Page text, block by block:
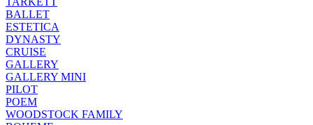
BALLET
ESTETICA
DYNASTY
CRUISE
GALLERY
GALLERY MINI
PILOT
POEM
WOODSTOCK FAMILY